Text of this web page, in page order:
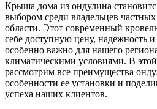
Крыша дома из ондулина
выбором среди владельцев
области. Этот современный
себе доступную цену, надежность
особенно важно для нашего
климатическими условиями. В
рассмотрим все преимущества
особенности ее установки и
успеха наших клиентов.